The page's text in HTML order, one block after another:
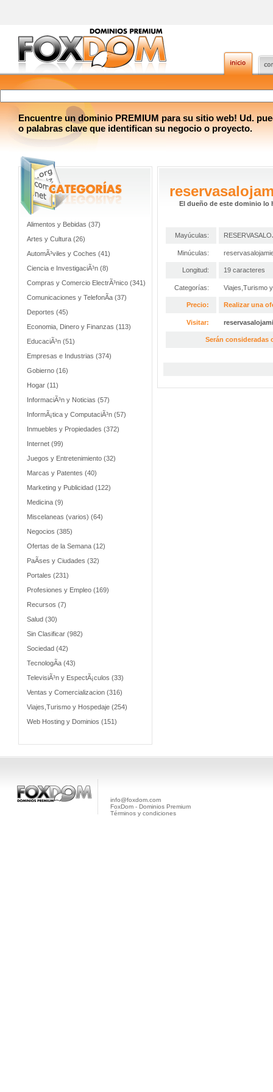
Encuentre un dominio PREMIUM para su sitio web! Ud.
o palabras clave que identifican su negocio o proyecto.
Alimentos y Bebidas (37)
Artes y Cultura (26)
AutomÃ³viles y Coches (41)
Ciencia e InvestigaciÃ³n (8)
Compras y Comercio ElectrÃ³nico (341)
Comunicaciones y TelefonÃ­a (37)
Deportes (45)
Economia, Dinero y Finanzas (113)
EducaciÃ³n (51)
Empresas e Industrias (374)
Gobierno (16)
Hogar (11)
InformaciÃ³n y Noticias (57)
InformÃ¡tica y ComputaciÃ³n (57)
Inmuebles y Propiedades (372)
Internet (99)
Juegos y Entretenimiento (32)
Marcas y Patentes (40)
Marketing y Publicidad (122)
Medicina (9)
Miscelaneas (varios) (64)
Negocios (385)
Ofertas de la Semana (12)
PaÃ­ses y Ciudades (32)
Portales (231)
Profesiones y Empleo (169)
Recursos (7)
Salud (30)
Sin Clasificar (982)
Sociedad (42)
TecnologÃ­a (43)
TelevisiÃ³n y EspectÃ¡culos (33)
Ventas y Comercializacion (316)
Viajes,Turismo y Hospedaje (254)
Web Hosting y Dominios (151)
El dueño de este dominio lo
Mayúculas:
Minúculas:
Longitud: 19 caracteres
Categorías: Viajes,Turismo
Precio: Realizar una
Visitar:
Serán consideradas
info@foxdom.com
FoxDom - Dominios Premium
Términos y condiciones